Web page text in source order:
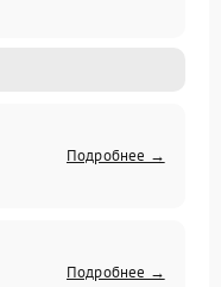
Подробнее →
Подробнее →